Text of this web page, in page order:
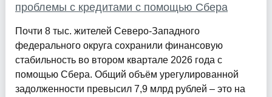
проблемы с кредитами с помощью Сбера
Почти 8 тыс. жителей Северо-Западного
федерального округа сохранили финансовую
стабильность во втором квартале 2026 года с
помощью Сбера. Общий объём урегулированной
задолженности превысил 7,9 млрд рублей – это на